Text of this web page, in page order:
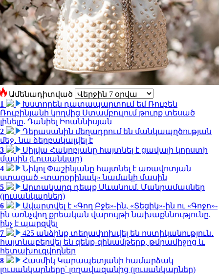
Ամենադիտված
1
Խստորեն դատապարտում եմ Ռուբեն
Ռուբինյանի կողմից Ստամբուլում թուրք տեսած
լինելը. Դանիել Իոաննիսյան
2
Դերասանին մեղադրում են մանկապղծության
մեջ․ նա ձերբակալվել է
3
Սիլվա Հակոբյանը հայտնել է ցավալի կորստի
մասին (Լուսանկար)
4
Նիկոլ Փաշինյանը հայտնել է առավոտյան
ստացած «տարօրինակ» նամակի մասին
5
Արտակարգ դեպք Սևանում. Մանրամասներ
(լուսանկարներ)
6
Ավարտվել է «Գող Բջե»-ին, «Տեցիկ»-ին ու «Գոջո»-
ին առնչվող քրեական վարույթի նախաքննությունը.
ինչ է պարզվել
7
425 անձինք տեղափոխվել են ոստիկանություն․
հայտնաբերվել են զենք-զինամթերք, թմրամիջոց և
հետախուզվողներ
8
Հասմիկ Կարապետյանի համարձակ
լուսանկարները՝ լողավազանից (լուսանկարներ)